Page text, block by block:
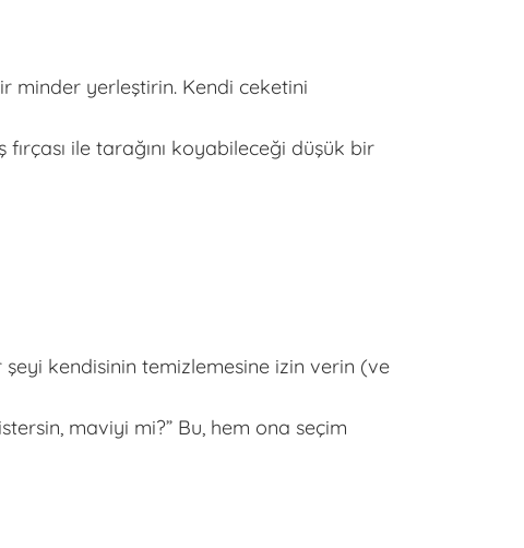
minder yerleştirin. Kendi ceketini
ile tarağını koyabileceği düşük bir
kendisinin temizlemesine izin verin (ve
maviyi mi?” Bu, hem ona seçim